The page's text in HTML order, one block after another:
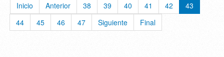
Inicio Anterior 38 39 40 41 42
43
44
45 46 47 Siguiente Final